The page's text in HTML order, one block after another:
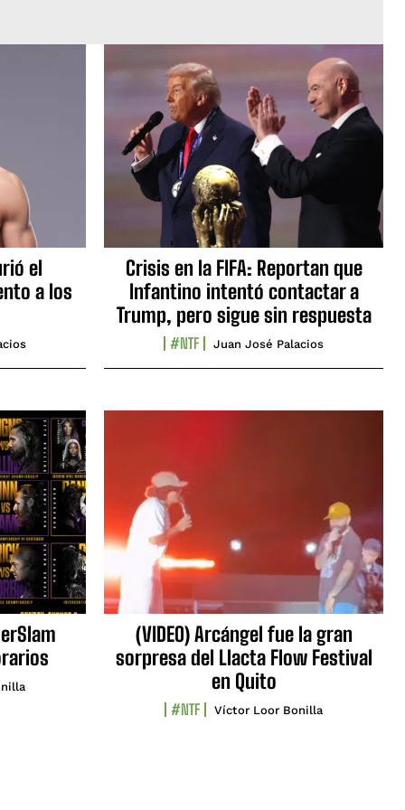
el
a los
Crisis en la FIFA: Reportan que
Infantino intentó contactar a
Trump, pero sigue sin respuesta
#NTF Juan José Palacios
(VIDEO) Arcángel fue la gran
sorpresa del Llacta Flow Festival
en Quito
#NTF Víctor Loor Bonilla